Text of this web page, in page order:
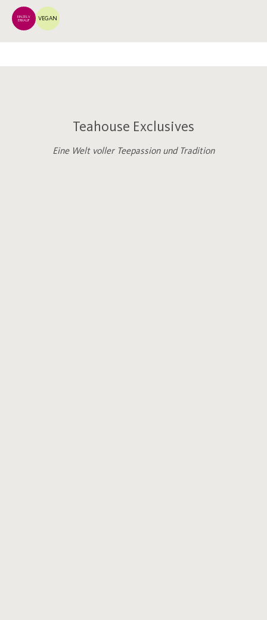
EINZELV
ERKAUF
VEGAN
Teahouse Exclusives
Eine Welt voller Teepassion und Tradition